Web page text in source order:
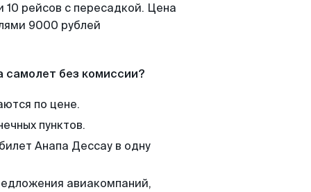
рейсов с пересадкой. Цена
9000 рублей
самолет без комиссии?
по цене.
пунктов.
Анапа Дессау в одну
авиакомпаний,